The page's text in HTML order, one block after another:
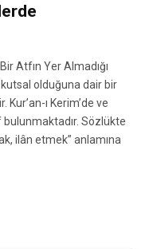
Atfın Yer Almadığı
kutsal olduğuna dair bir
ı Kerim’de ve
Sözlükte
ilân etmek” anlamına